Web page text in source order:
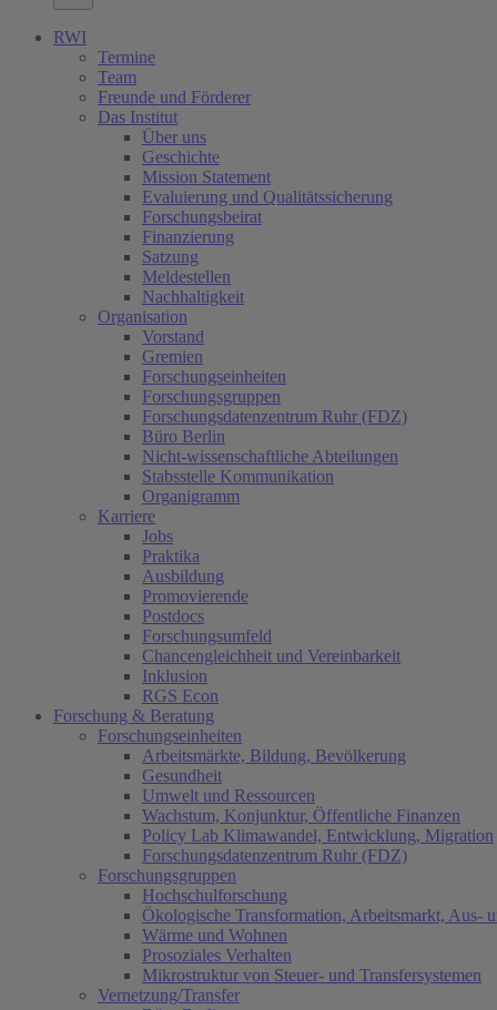
RWI
Termine
Team
Freunde und Förderer
Das Institut
Über uns
Geschichte
Mission Statement
Evaluierung und Qualitätssicherung
Forschungsbeirat
Finanzierung
Satzung
Meldestellen
Nachhaltigkeit
Organisation
Vorstand
Gremien
Forschungseinheiten
Forschungsgruppen
Forschungsdatenzentrum Ruhr (FDZ)
Büro Berlin
Nicht-wissenschaftliche Abteilungen
Stabsstelle Kommunikation
Organigramm
Karriere
Jobs
Praktika
Ausbildung
Promovierende
Postdocs
Forschungsumfeld
Chancengleichheit und Vereinbarkeit
Inklusion
RGS Econ
Forschung & Beratung
Forschungseinheiten
Arbeitsmärkte, Bildung, Bevölkerung
Gesundheit
Umwelt und Ressourcen
Wachstum, Konjunktur, Öffentliche Finanzen
Policy Lab Klimawandel, Entwicklung, Migration
Forschungsdatenzentrum Ruhr (FDZ)
Forschungsgruppen
Hochschulforschung
Ökologische Transformation, Arbeitsmarkt, Aus-
Wärme und Wohnen
Prosoziales Verhalten
Mikrostruktur von Steuer- und Transfersystemen
Vernetzung/Transfer